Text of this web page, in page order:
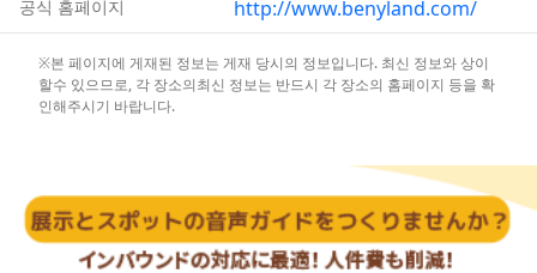
공식 홈페이지 http://www.benyland.com/
※본 페이지에 게재된 정보는 게재 당시의 정보입니다. 최신 정보와 상이
할수 있으므로, 각 장소의최신 정보는 반드시 각 장소의 홈페이지 등을 확
인해주시기 바랍니다.